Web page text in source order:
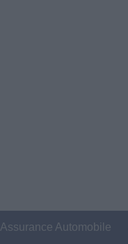
Assurance Automobile